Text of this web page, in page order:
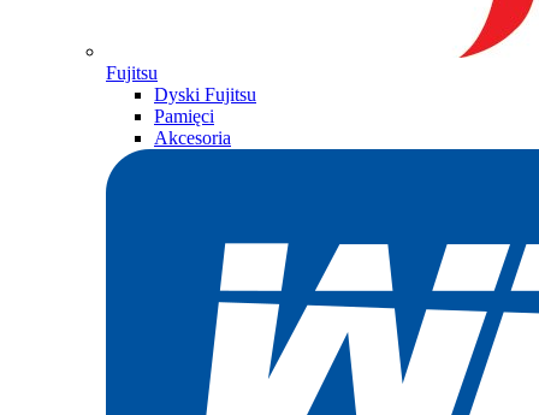
Fujitsu
Dyski Fujitsu
Pamięci
Akcesoria